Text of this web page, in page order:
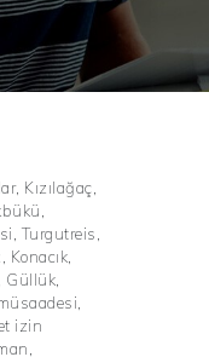
Kızılağaç,
Turgutreis,
Güllük,
izin